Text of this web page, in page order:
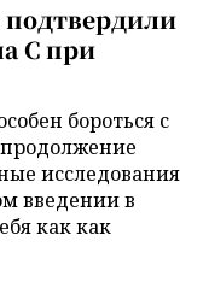
подтвердили
C при
бороться с
исследования
введении в
как как